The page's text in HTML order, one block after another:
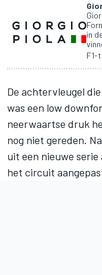
in
F1-
De achtervleugel die
was een low
neerwaartse druk
nog niet gereden.
uit een nieuwe
het circuit